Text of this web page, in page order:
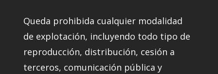
Queda prohibida cualquier modalidad
de explotación, incluyendo todo tipo de
reproducción, distribución, cesión a
terceros, comunicación pública y